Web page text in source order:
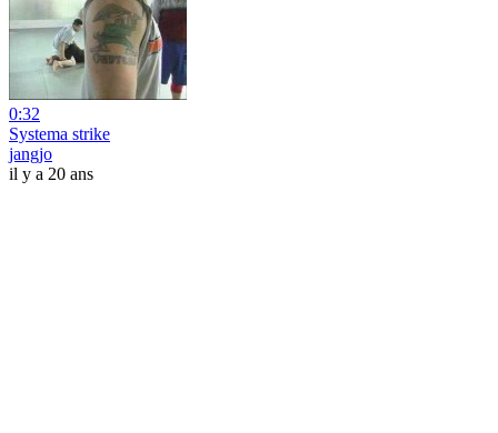
0:32
Systema strike
jangjo
il y a 20 ans